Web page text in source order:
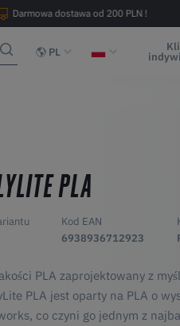
Darmowa dostawa od 200 PLN !
PL
PLA
Kod EAN
6938936712923
PLA zaprojektowany z
PLA jest oparty na PLA o
co czyni go jednym z